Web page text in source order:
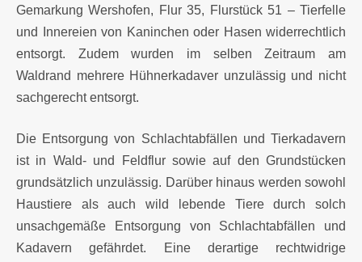
Gemarkung Wershofen, Flur 35, Flurstück 51 – Tierfelle
und Innereien von Kaninchen oder Hasen widerrechtlich
entsorgt. Zudem wurden im selben Zeitraum am
Waldrand mehrere Hühnerkadaver unzulässig und nicht
sachgerecht entsorgt.
Die Entsorgung von Schlachtabfällen und Tierkadavern
ist in Wald- und Feldflur sowie auf den Grundstücken
grundsätzlich unzulässig. Darüber hinaus werden sowohl
Haustiere als auch wild lebende Tiere durch solch
unsachgemäße Entsorgung von Schlachtabfällen und
Kadavern gefährdet. Eine derartige rechtwidrige